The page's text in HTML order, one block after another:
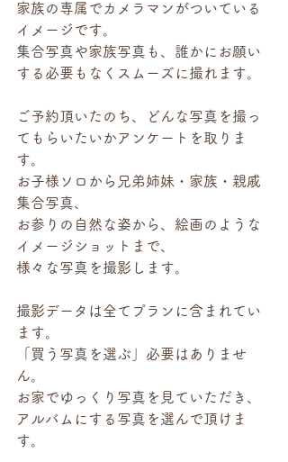
家族の専属でカメラマンがついている
イメージです。
集合写真や家族写真も、誰かにお願い
する必要もなくスムーズに撮れます。
ご予約頂いたのち、どんな写真を撮っ
てもらいたいかアンケートを取りま
す。
お子様ソロから兄弟姉妹・家族・親戚
集合写真、
お参りの自然な姿から、絵画のような
イメージショットまで、
様々な写真を撮影します。
撮影データは全てプランに含まれてい
ます。
「買う写真を選ぶ」必要はありませ
ん。
お家でゆっくり写真を見ていただき、
アルバムにする写真を選んで頂けま
す。